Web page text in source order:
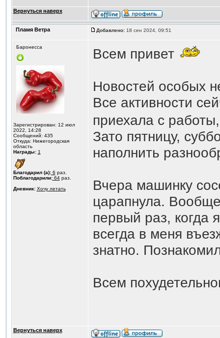
Вернуться наверх
Пламя Ветра Добавлено:18 сен 2024, 09:51
Баронесса
Зарегистрирован: 12 июл
2022, 14:28
Сообщений: 435
Откуда: Нижегородская
область
Награды: 1
Благодарил (а):6 раз.
Поблагодарили:64раз.
Дневник: Хочу летать
Всем привет
Новостей особых
Все активности
приехала с
Зато пятницу,
наполнить
Вчера машинку
царапнула.
первый раз, когда
всегда в меня
знатно.
Всем
Вернуться наверх